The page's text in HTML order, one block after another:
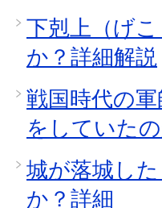
下剋上（げ
か？詳細解説
戦国時代の
をしていた
城が落城し
か？詳細